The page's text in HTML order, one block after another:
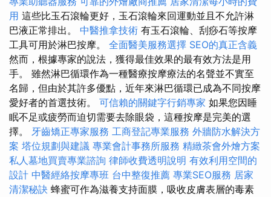
用 這些比玉石滾輪更好，玉石滾輪來回運動並且不允許淋
巴液正常排出。 中醫推拿技術 有玉石滾輪、刮痧石等按摩
工具可用於淋巴按摩。 全面醫美服務選擇 SEO的真正含義
然而，根據專家的說法，獲得最佳效果的最有效方法是用
手。 雖然淋巴循環作為一種醫療按摩療法的名聲並不實至
名歸，但由於其許多優點，近年來淋巴循環已成為不同按摩
愛好者的首選技術。 可信賴的關鍵字行銷專家 如果您因睡
眠不足或疲勞而迫切需要去除眼袋，這種按摩是完美的選
擇。 牙齒矯正專家服務 工商登記專業服務 外牆防水解決方
案 塔位規劃與建議 專業會計事務所服務 精緻茶會外燴方案
私人墓地買賣專業諮詢 律師收費透明說明 有效利用空間的
設計 中醫經絡按摩專班 台中整復推薦 專業SEO服務 居家
清潔秘訣 蜂蜜可作為滋養支持面膜，吸收皮膚表層的毒素